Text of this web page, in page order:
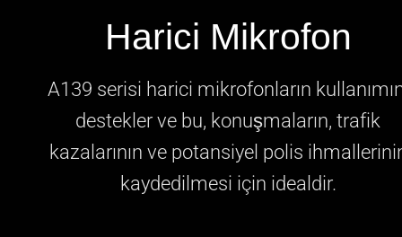
Harici Mikrofon
A139 serisi harici mikrofonların
destekler ve bu, konuşmaların, trafik
kazalarının ve potansiyel polis
kaydedilmesi için idealdir.